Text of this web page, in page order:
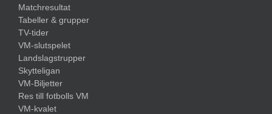
Matchresultat
Tabeller & grupper
TV-tider
VM-slutspelet
Landslagstrupper
Skytteligan
VM-Biljetter
Res till fotbolls VM
VM-kvalet